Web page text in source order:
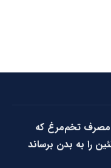
تخم‌مرغ که
را به بدن برساند